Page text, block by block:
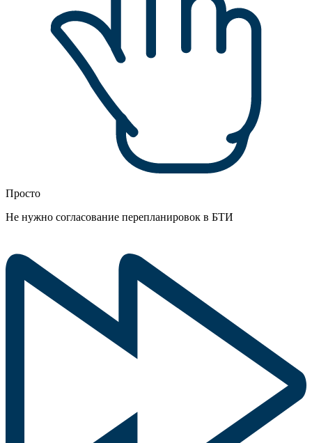
Просто
Не нужно согласование перепланировок в БТИ